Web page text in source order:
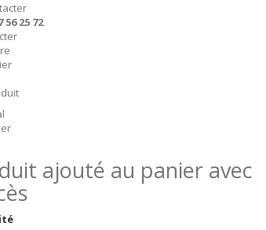
56 25 72
ajouté au panier avec